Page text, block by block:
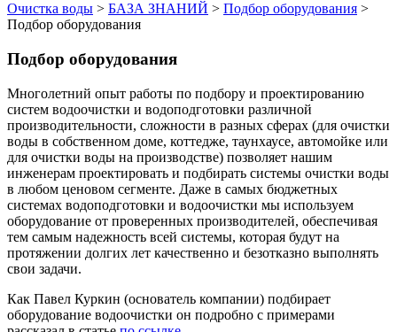
Очистка воды > БАЗА ЗНАНИЙ > Подбор оборудования >
Подбор оборудования
Подбор оборудования
Многолетний опыт работы по подбору и проектированию
систем водоочистки и водоподготовки различной
производительности, сложности в разных сферах (для очистки
воды в собственном доме, коттедже, таунхаусе, автомойке или
для очистки воды на производстве) позволяет нашим
инженерам проектировать и подбирать системы очистки воды
в любом ценовом сегменте. Даже в самых бюджетных
системах водоподготовки и водоочистки мы используем
оборудование от проверенных производителей, обеспечивая
тем самым надежность всей системы, которая будут на
протяжении долгих лет качественно и безотказно выполнять
свои задачи.
Как Павел Куркин (основатель компании) подбирает
оборудование водоочистки он подробно с примерами